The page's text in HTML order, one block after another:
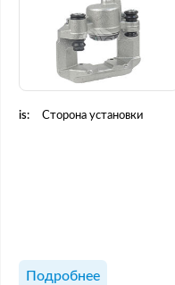
is: Сторона установки
Подробнее